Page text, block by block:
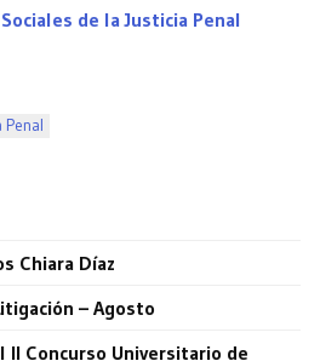
de la Justicia Penal
Penal
Chiara Díaz
– Agosto
II Concurso Universitario de